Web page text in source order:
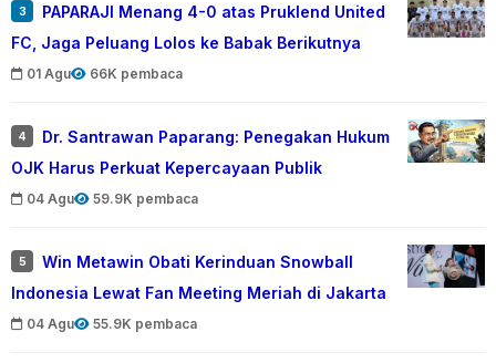
3
PAPARAJI Menang 4-0 atas Pruklend United
FC, Jaga Peluang Lolos ke Babak Berikutnya
01 Agu 66K pembaca
4
Dr. Santrawan Paparang: Penegakan Hukum
OJK Harus Perkuat Kepercayaan Publik
04 Agu 59.9K pembaca
5
Win Metawin Obati Kerinduan Snowball
Indonesia Lewat Fan Meeting Meriah di Jakarta
04 Agu 55.9K pembaca